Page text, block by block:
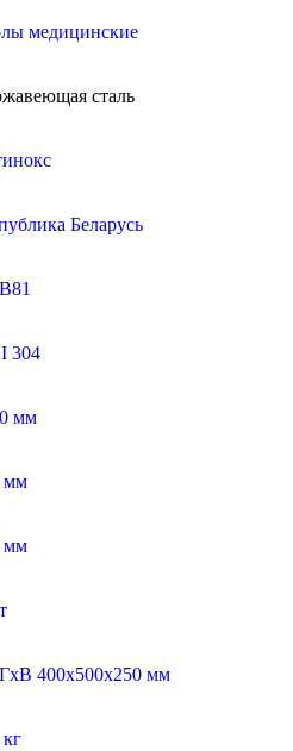
медицинские
сталь
Беларусь
304
мм
мм
мм
400х500х250 мм